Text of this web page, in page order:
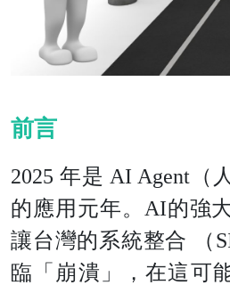
前言
2025 年是 AI Agent（
的應用元年。AI的強
讓台灣的系統整合 （
臨「崩潰」，在這可